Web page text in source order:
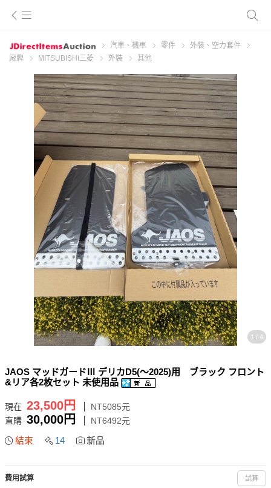
汽車、機車 零件
外裝、空力套件
廠牌
MITSUBISHI三菱 外裝 其他
1 / 4
JAOS マッドガードⅢ デリカD5(〜2025)用 ブラック フロント
&リア各2枚セット 未使用品
現在 23,500円
NT5085元
直購 30,000円 NT6492元
結束 14 新品
費用試算 試算